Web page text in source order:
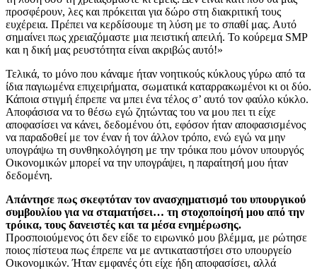
προσφέρουν, λες και πρόκειται για δώρο στη διακριτική τους
ευχέρεια. Πρέπει να κερδίσουμε τη λύση με το σπαθί μας. Αυτό
σημαίνει πως χρειαζόμαστε μια πειστική απειλή. Το κούρεμα SMP
και η δική μας ρευστότητα είναι ακριβώς αυτό!»
Τελικά, το μόνο που κάναμε ήταν νοητικούς κύκλους γύρω από τα
ίδια παγιωμένα επιχειρήματα, σωματικά καταρρακωμένοι κι οι δύο.
Κάποια στιγμή έπρεπε να μπει ένα τέλος σ’ αυτό τον φαύλο κύκλο.
Αποφάσισα να το θέσω εγώ ζητώντας του να μου πει τι είχε
αποφασίσει να κάνει, δεδομένου ότι, εφόσον ήταν αποφασισμένος
να παραδοθεί με τον έναν ή τον άλλον τρόπο, ενώ εγώ να μην
υπογράψω τη συνθηκολόγηση με την τρόικα που μόνον υπουργός
Οικονομικών μπορεί να την υπογράψει, η παραίτησή μου ήταν
δεδομένη.
Απάντησε πως σκεφτόταν τον ανασχηματισμό του υπουργικού
συμβουλίου για να σταματήσει… τη στοχοποίησή μου από την
τρόικα, τους δανειστές και τα μέσα ενημέρωσης.
Προσποιούμενος ότι δεν είδε το ειρωνικό μου βλέμμα, με ρώτησε
ποιος πίστευα πως έπρεπε να με αντικαταστήσει στο υπουργείο
Οικονομικών. Ήταν εμφανές ότι είχε ήδη αποφασίσει, αλλά